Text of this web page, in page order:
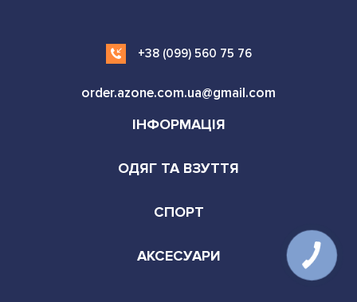
+38 (099) 560 75 76
order.azone.com.ua@gmail.com
ІНФОРМАЦІЯ
ОДЯГ ТА ВЗУТТЯ
СПОРТ
АКСЕСУАРИ